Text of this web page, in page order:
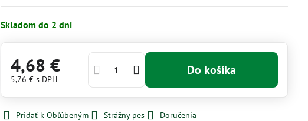
Skladom do 2 dni
4,68 €
5,76 €s DPH
Do košíka
Pridať k Obľúbeným Strážny pes Doručenia